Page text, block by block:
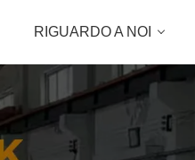
RIGUARDO A NOI